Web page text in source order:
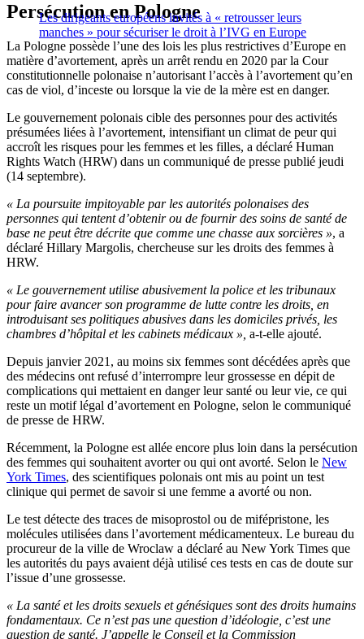
Les dirigeants européens invités à « retrousser leurs
manches » pour sécuriser le droit à l’IVG en Europe
Persécution en Pologne
La Pologne possède l’une des lois les plus restrictives d’Europe en
matière d’avortement, après un arrêt rendu en 2020 par la Cour
constitutionnelle polonaise n’autorisant l’accès à l’avortement qu’en
cas de viol, d’inceste ou lorsque la vie de la mère est en danger.
Le gouvernement polonais cible des personnes pour des activités
présumées liées à l’avortement, intensifiant un climat de peur qui
accroît les risques pour les femmes et les filles, a déclaré Human
Rights Watch (HRW) dans un communiqué de presse publié jeudi
(14 septembre).
« La poursuite impitoyable par les autorités polonaises des
personnes qui tentent d’obtenir ou de fournir des soins de santé de
base ne peut être décrite que comme une chasse aux sorcières », a
déclaré Hillary Margolis, chercheuse sur les droits des femmes à
HRW.
« Le gouvernement utilise abusivement la police et les tribunaux
pour faire avancer son programme de lutte contre les droits, en
introduisant ses politiques abusives dans les domiciles privés, les
chambres d’hôpital et les cabinets médicaux », a-t-elle ajouté.
Depuis janvier 2021, au moins six femmes sont décédées après que
des médecins ont refusé d’interrompre leur grossesse en dépit de
complications qui mettaient en danger leur santé ou leur vie, ce qui
reste un motif légal d’avortement en Pologne, selon le communiqué
de presse de HRW.
Récemment, la Pologne est allée encore plus loin dans la persécution
des femmes qui souhaitent avorter ou qui ont avorté. Selon le New
York Times, des scientifiques polonais ont mis au point un test
clinique qui permet de savoir si une femme a avorté ou non.
Le test détecte des traces de misoprostol ou de mifépristone, les
molécules utilisées dans l’avortement médicamenteux. Le bureau du
procureur de la ville de Wroclaw a déclaré au New York Times que
les autorités du pays avaient déjà utilisé ces tests en cas de doute sur
l’issue d’une grossesse.
« La santé et les droits sexuels et génésiques sont des droits humains
fondamentaux. Ce n’est pas une question d’idéologie, c’est une
question de santé. J’appelle le Conseil et la Commission